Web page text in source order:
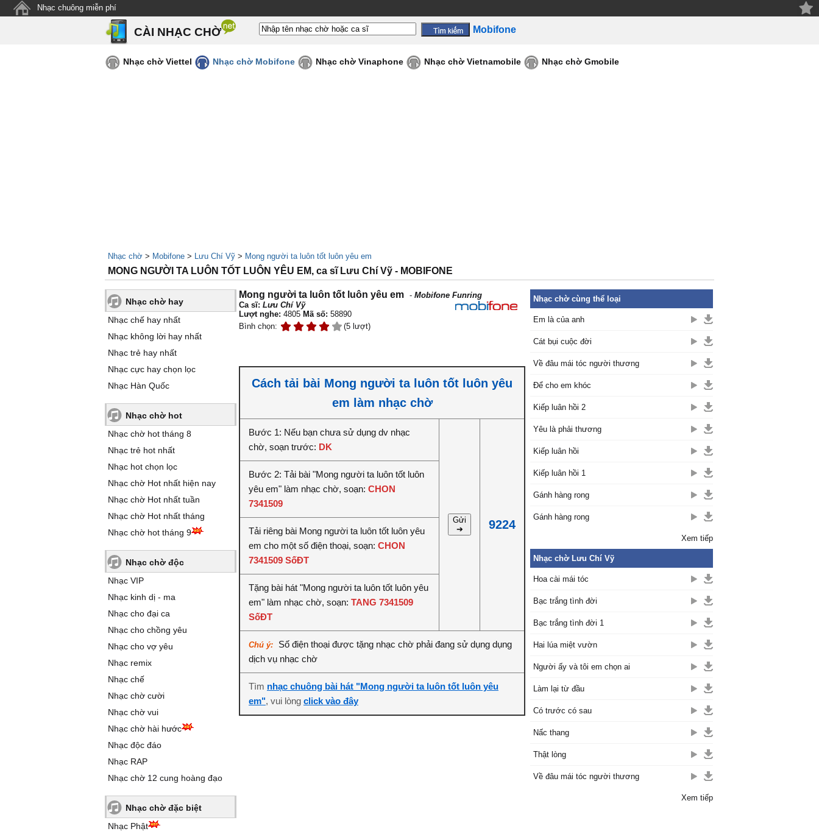
Nhạc chuông miễn phí
CÀI NHẠC CHỜ Mobifone
Nhạc chờ Viettel Nhạc chờ Mobifone Nhạc chờ Vinaphone Nhạc chờ Vietnamobile Nhạc chờ Gmobile
Nhạc chờ > Mobifone > Lưu Chí Vỹ > Mong người ta luôn tốt luôn yêu em
MONG NGƯỜI TA LUÔN TỐT LUÔN YÊU EM, ca sĩ Lưu Chí Vỹ - MOBIFONE
Nhạc chờ hay
Nhạc chế hay nhất
Nhạc không lời hay nhất
Nhạc trẻ hay nhất
Nhạc cực hay chọn lọc
Nhạc Hàn Quốc
Nhạc chờ hot
Nhạc chờ hot tháng 8
Nhạc trẻ hot nhất
Nhạc hot chọn lọc
Nhạc chờ Hot nhất hiện nay
Nhạc chờ Hot nhất tuần
Nhạc chờ Hot nhất tháng
Nhạc chờ hot tháng 9
Nhạc chờ độc
Nhạc VIP
Nhạc kinh dị - ma
Nhạc cho đại ca
Nhạc cho chồng yêu
Nhạc cho vợ yêu
Nhạc remix
Nhạc chế
Nhạc chờ cười
Nhạc chờ vui
Nhạc chờ hài hước
Nhạc độc đáo
Nhạc RAP
Nhạc chờ 12 cung hoàng đạo
Nhạc chờ đặc biệt
Nhạc Phật
Mong người ta luôn tốt luôn yêu em - Mobifone Funring
Ca sĩ: Lưu Chí Vỹ
Lượt nghe: 4805 Mã số: 58890
Bình chọn:
(5 lượt)
Cách tải bài Mong người ta luôn tốt luôn yêu
em làm nhạc chờ
Bước 1: Nếu bạn chưa sử dụng dv nhạc
chờ, soạn trước: DK
Gửi
➔
9224
Bước 2: Tải bài "Mong người ta luôn tốt luôn
yêu em" làm nhạc chờ, soạn: CHON
7341509
Tải riêng bài Mong người ta luôn tốt luôn yêu
em cho một số điện thoại, soạn: CHON
7341509 SốĐT
Tặng bài hát "Mong người ta luôn tốt luôn yêu
em" làm nhạc chờ, soạn: TANG 7341509
SốĐT
Chú ý:
Số điện thoại được tặng nhạc chờ phải đang sử dụng dụng
dịch vụ nhạc chờ
Tìm nhạc chuông bài hát "Mong người ta luôn tốt luôn yêu
em", vui lòng click vào đây
Nhạc chờ cùng thể loại
Em là của anh
Cát bụi cuộc đời
Về đâu mái tóc người thương
Để cho em khóc
Kiếp luân hồi 2
Yêu là phải thương
Kiếp luân hồi
Kiếp luân hồi 1
Gánh hàng rong
Gánh hàng rong
Xem tiếp
Nhạc chờ Lưu Chí Vỹ
Hoa cài mái tóc
Bạc trắng tình đời
Bạc trắng tình đời 1
Hai lúa miệt vườn
Người ấy và tôi em chọn ai
Làm lại từ đầu
Có trước có sau
Nấc thang
Thật lòng
Về đâu mái tóc người thương
Xem tiếp